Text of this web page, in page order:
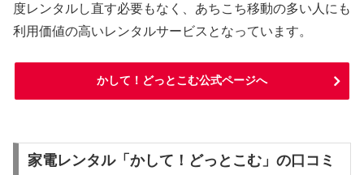
度レンタルし直す必要もなく、あちこち移動の多い人にも
利用価値の高いレンタルサービスとなっています。
かして！どっとこむ公式ページへ
家電レンタル「かして！どっとこむ」の口コミ